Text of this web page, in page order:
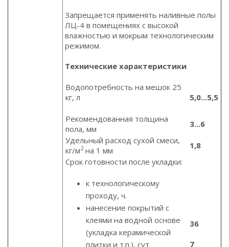
Запрещается применять наливные полы
ЛЦ-4 в помещениях с высокой
влажностью и мокрым технологическим
режимом.
Технические характеристики
Водопотребность на мешок 25
кг, л
5,0...5,5
Рекомендованная толщина
пола, мм
3...6
Удельный расход сухой смеси,
кг/м2на 1 мм
1,8
Срок готовности после укладки:
к технологическому
проходу, ч.
нанесение покрытий с
клеями на водной основе
(укладка керамической
плитки и т.п.), сут.
36
7